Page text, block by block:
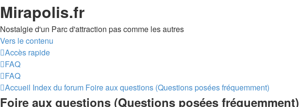
Mirapolis.fr
Nostalgie d'un Parc d'attraction pas comme les autres
Vers le contenu
Accès rapide
FAQ
FAQ
Accueil Index du forum Foire aux questions (Questions posées fréquemment)
Foire aux questions (Questions posées fréquemment)